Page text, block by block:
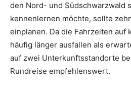
den Nord- und Südschwarzwald
kennenlernen möchte, sollte
einplanen. Da die Fahrzeiten auf
häufig länger ausfallen als
auf zwei Unterkunftsstandorte
Rundreise empfehlenswert.